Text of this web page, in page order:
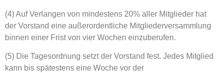
(4) Auf Verlangen von mindestens 20% aller Mitglieder hat
der Vorstand eine außerordentliche Mitgliederversammlung
binnen einer Frist von vier Wochen einzuberufen.
(5) Die Tagesordnung setzt der Vorstand fest. Jedes Mitglied
kann bis spätestens eine Woche vor der